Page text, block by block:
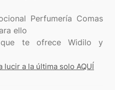
Perfumería Comas
ello
te ofrece Widilo y
a la última solo AQUÍ